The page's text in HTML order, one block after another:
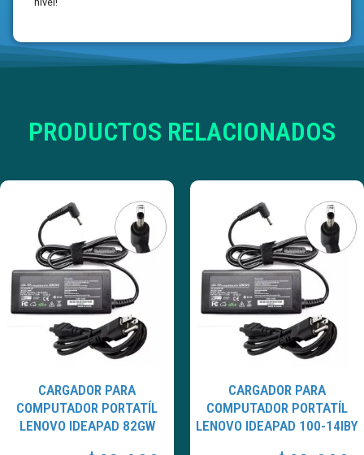
PRODUCTOS RELACIONADOS
CARGADOR PARA
COMPUTADOR PORTATÍL
LENOVO IDEAPAD 82GW
CARGADOR PARA
COMPUTADOR PORTATÍL
LENOVO IDEAPAD 100-14IBY